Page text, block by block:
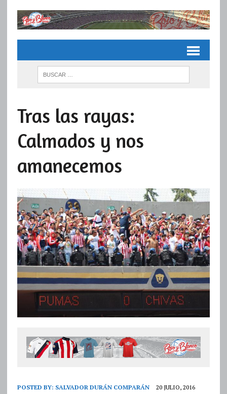
Tras las rayas:
Calmados y nos
amanecemos
POSTED BY: SALVADOR DURÁN COMPARÁN 20 JULIO, 2016